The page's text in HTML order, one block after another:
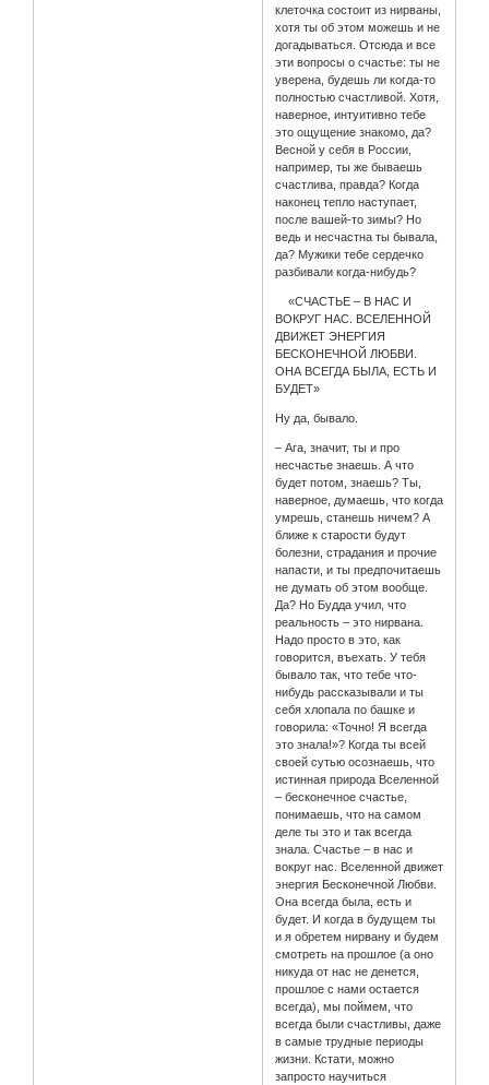
клеточка состоит из нирваны,
хотя ты об этом можешь и не
догадываться. Отсюда и все
эти вопросы о счастье: ты не
уверена, будешь ли когда-то
полностью счастливой. Хотя,
наверное, интуитивно тебе
это ощущение знакомо, да?
Весной у себя в России,
например, ты же бываешь
счастлива, правда? Когда
наконец тепло наступает,
после вашей-то зимы? Но
ведь и несчастна ты бывала,
да? Мужики тебе сердечко
разбивали когда-нибудь?
«СЧАСТЬЕ – В НАС И
ВОКРУГ НАС. ВСЕЛЕННОЙ
ДВИЖЕТ ЭНЕРГИЯ
БЕСКОНЕЧНОЙ ЛЮБВИ.
ОНА ВСЕГДА БЫЛА, ЕСТЬ И
БУДЕТ»
Ну да, бывало.
– Ага, значит, ты и про
несчастье знаешь. А что
будет потом, знаешь? Ты,
наверное, думаешь, что когда
умрешь, станешь ничем? А
ближе к старости будут
болезни, страдания и прочие
напасти, и ты предпочитаешь
не думать об этом вообще.
Да? Но Будда учил, что
реальность – это нирвана.
Надо просто в это, как
говорится, въехать. У тебя
бывало так, что тебе что-
нибудь рассказывали и ты
себя хлопала по башке и
говорила: «Точно! Я всегда
это знала!»? Когда ты всей
своей сутью осознаешь, что
истинная природа Вселенной
– бесконечное счастье,
понимаешь, что на самом
деле ты это и так всегда
знала. Счастье – в нас и
вокруг нас. Вселенной движет
энергия Бесконечной Любви.
Она всегда была, есть и
будет. И когда в будущем ты
и я обретем нирвану и будем
смотреть на прошлое (а оно
никуда от нас не денется,
прошлое с нами остается
всегда), мы поймем, что
всегда были счастливы, даже
в самые трудные периоды
жизни. Кстати, можно
запросто научиться